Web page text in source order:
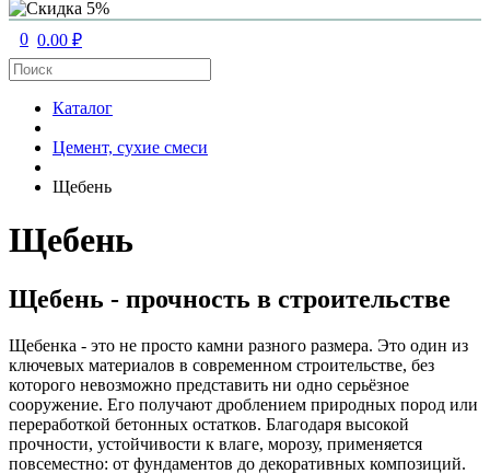
0 0.00 ₽
Каталог
Цемент, сухие смеси
Щебень
Щебень
Щебень - прочность в строительстве
Щебенка - это не просто камни разного размера. Это один из
ключевых материалов в современном строительстве, без
которого невозможно представить ни одно серьёзное
сооружение. Его получают дроблением природных пород или
переработкой бетонных остатков. Благодаря высокой
прочности, устойчивости к влаге, морозу, применяется
повсеместно: от фундаментов до декоративных композиций.